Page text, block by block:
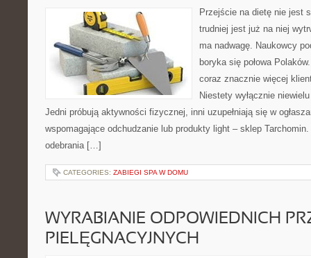
Przejście na dietę nie jest
trudniej jest już na niej
ma nadwagę. Naukowcy
boryka się połowa
coraz znacznie więcej
Niestety wyłącznie
Jedni próbują aktywności fizycznej, inni uzupełniają się w
wspomagające odchudzanie lub produkty light – sklep
odebrania […]
CATEGORIES: ZABIEGI SPA W DOMU
WYRABIANIE ODPOWIEDNICH
PIELĘGNACYJNYCH